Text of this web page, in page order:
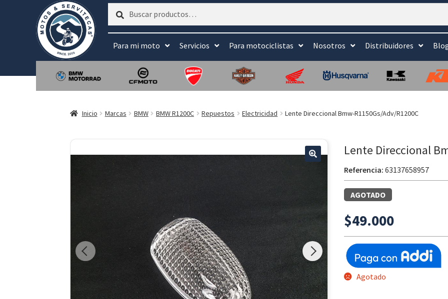
Buscar
Buscar
Para mi moto Servicios Para motociclistas Nosotros Distribuidores
Inicio Marcas BMW BMW R1200C Repuestos Electricidad Lente Direccional Bmw-R1150Gs/Adv/R1200C
Lente Direccional
Referencia: 63137658957
AGOTADO
$49.000
Agotado